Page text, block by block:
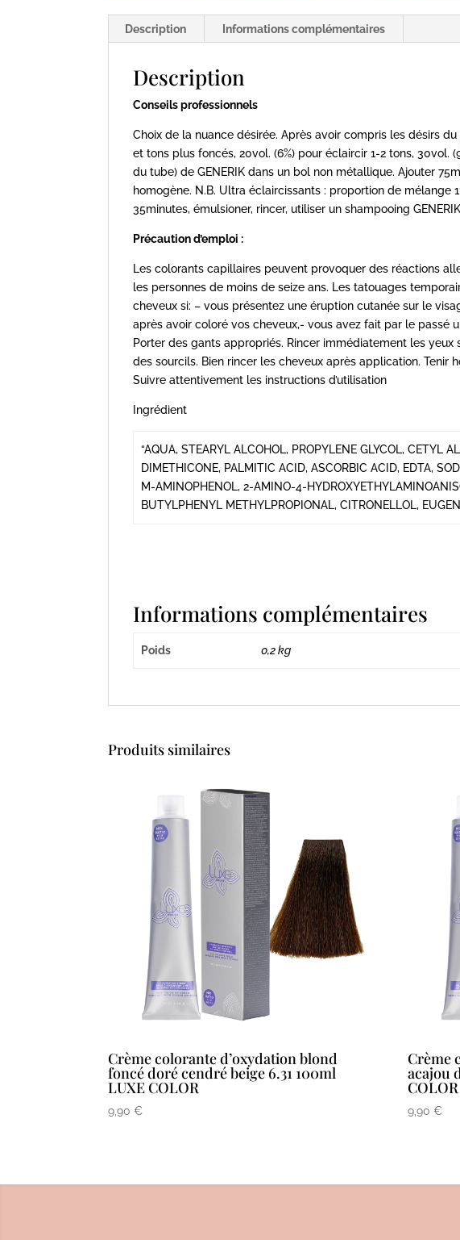
Description Informations complémentaires
Description
Conseils professionnels
Choix de la nuance désirée. Après avoir compris les désirs
et tons plus foncés, 20vol. (6%) pour éclaircir 1-2 tons, 30vol.
du tube) de GENERIK dans un bol non métallique. Ajouter
homogène. N.B. Ultra éclaircissants : proportion de
35minutes, émulsioner, rincer, utiliser un shampooing
Précaution d’emploi :
Les colorants capillaires peuvent provoquer des réactions
les personnes de moins de seize ans. Les tatouages
cheveux si: – vous présentez une éruption cutanée sur le
après avoir coloré vos cheveux,- vous avez fait par le passé
Porter des gants appropriés. Rincer immédiatement les
des sourcils. Bien rincer les cheveux après application. Tenir
Suivre attentivement les instructions d’utilisation
Ingrédient
“AQUA, STEARYL ALCOHOL, PROPYLENE GLYCOL, CETYL
DIMETHICONE, PALMITIC ACID, ASCORBIC ACID, EDTA,
M-AMINOPHENOL, 2-AMINO-4-
BUTYLPHENYL METHYLPROPIONAL, CITRONELLOL,
Informations complémentaires
Poids 0,2 kg
Produits similaires
Crème colorante d’oxydation blond
foncé doré cendré beige 6.31 100ml
LUXE COLOR
9,90€
Crème
acajou
COLOR
9,90 €